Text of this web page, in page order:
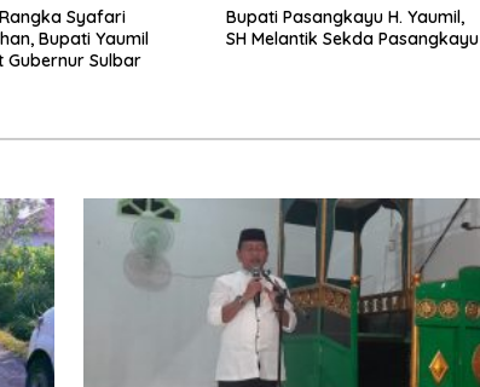
Syafari
Bupati Yaumil
Gubernur Sulbar
Bupati Pasangkayu H. Yaumil,
SH Melantik Sekda Pasangkayu